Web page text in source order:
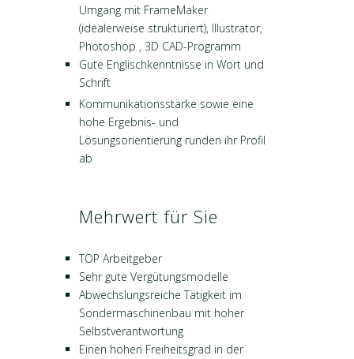
Umgang mit FrameMaker
(idealerweise strukturiert), Illustrator,
Photoshop , 3D CAD-Programm
Gute Englischkenntnisse in Wort und
Schrift
Kommunikationsstärke sowie eine
hohe Ergebnis- und
Lösungsorientierung runden ihr Profil
ab
Mehrwert für Sie
TOP Arbeitgeber
Sehr gute Vergütungsmodelle
Abwechslungsreiche Tätigkeit im
Sondermaschinenbau mit hoher
Selbstverantwortung
Einen hohen Freiheitsgrad in der